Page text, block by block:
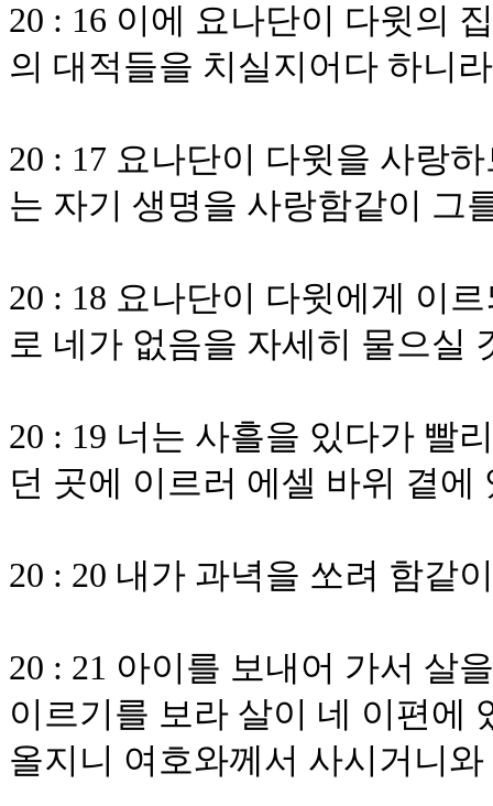
20 : 16 이에 요나단이 다윗의
의 대적들을 치실지어다 하니라
20 : 17 요나단이 다윗을 사랑
는 자기 생명을 사랑함같이 그
20 : 18 요나단이 다윗에게 이
로 네가 없음을 자세히 물으실
20 : 19 너는 사흘을 있다가 빨
던 곳에 이르러 에셀 바위 곁에
20 : 20 내가 과녁을 쏘려 함같
20 : 21 아이를 보내어 가서 살
이르기를 보라 살이 네 이편에
올지니 여호와께서 사시거니